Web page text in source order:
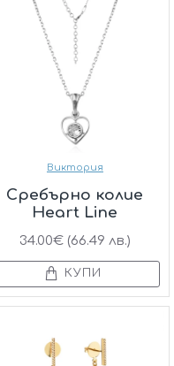
Виктория
Сребърно колие
Heart Line
34.00€ (66.49 лв.)
КУПИ